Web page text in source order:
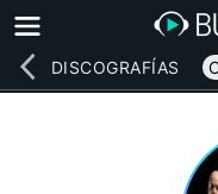
DISCOGRAFÍAS